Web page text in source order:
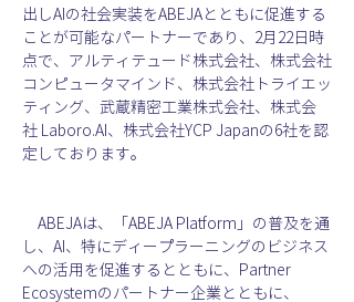
出しAIの社会実装をABEJAとともに促進する
ことが可能なパートナーであり、2月22日時
点で、アルティテュード株式会社、株式会社
コンピュータマインド、株式会社トライエッ
ティング、武蔵精密工業株式会社、株式会
社 Laboro.AI、株式会社YCP Japanの6社を認
定しております。
ABEJAは、「ABEJA Platform」の普及を通
し、AI、特にディープラーニングのビジネス
への活用を促進するとともに、Partner
Ecosystemのパートナー企業とともに、